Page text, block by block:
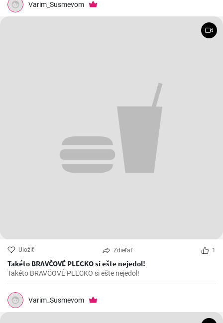
Varim_Susmevom
Uložiť Zdieľať 1
Takéto BRAVČOVÉ PLECKO si ešte nejedol!
Takéto BRAVČOVÉ PLECKO si ešte nejedol!
Varim_Susmevom